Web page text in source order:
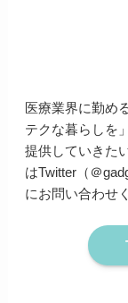
医療業界に勤め
テクな暮らしを
提供していきた
はTwitter（＠
にお問い合わせ